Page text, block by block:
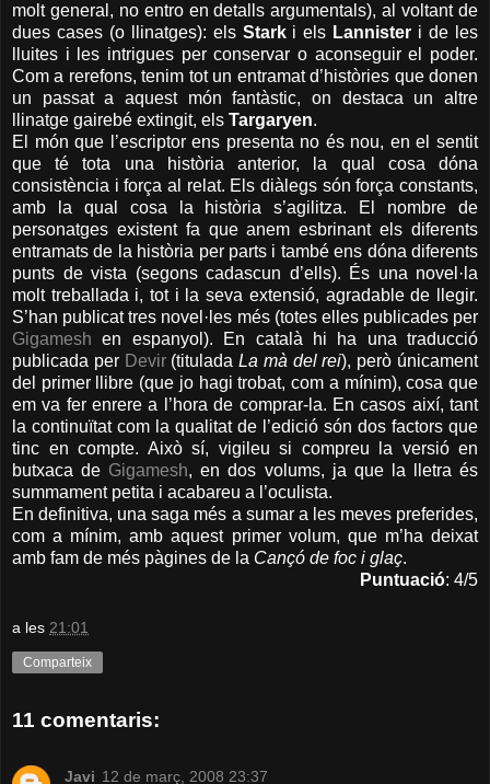
molt general, no entro en detalls argumentals), al voltant de
dues cases (o llinatges): els Starki els Lannister i de les
lluites i les intrigues per conservar o aconseguir el poder.
Com a rerefons, tenim tot un entramat d’històries que donen
un passat a aquest món fantàstic, on destaca un altre
llinatge gairebé extingit, els Targaryen.
El món que l’escriptor ens presenta no és nou, en el sentit
que té tota una història anterior, la qual cosa dóna
consistència i força al relat. Els diàlegs són força constants,
amb la qual cosa la història s’agilitza. El nombre de
personatges existent fa que anem esbrinant els diferents
entramats de la història per parts i també ens dóna diferents
punts de vista (segons cadascun d’ells). És una novel·la
molt treballada i, tot i la seva extensió, agradable de llegir.
S’han publicat tres novel·les més (totes elles publicades per
Gigamesh en espanyol). En català hi ha una traducció
publicada per Devir(tituladaLa mà del rei), però únicament
del primer llibre (que jo hagi trobat, com a mínim), cosa que
em va fer enrere a l’hora de comprar-la. En casos així, tant
la continuïtat com la qualitat de l’edició són dos factors que
tinc en compte. Això sí, vigileu si compreu la versió en
butxaca de Gigamesh, en dos volums, ja que la lletra és
summament petita i acabareu a l’oculista.
En definitiva, una saga més a sumar a les meves preferides,
com a mínim, amb aquest primer volum, que m’ha deixat
amb fam de més pàgines de la Cançó de foc i glaç.
Puntuació: 4/5
a les 21:01
Comparteix
11 comentaris:
Javi 12 de març, 2008 23:37